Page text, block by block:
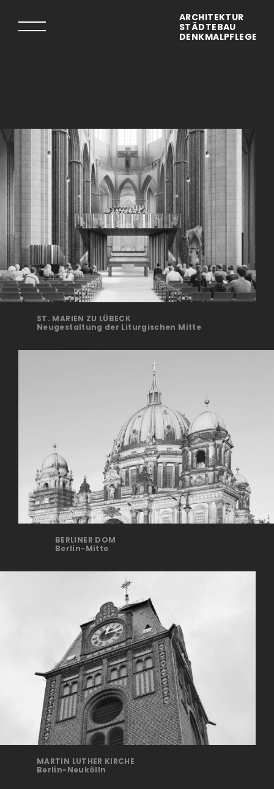
ARCHITEKTUR
STÄDTEBAU
DENKMALPFLEGE
ST. MARIEN ZU LÜBECK
Neugestaltung der Liturgischen Mitte
BERLINER DOM
Berlin-Mitte
MARTIN LUTHER KIRCHE
Berlin-Neukölln